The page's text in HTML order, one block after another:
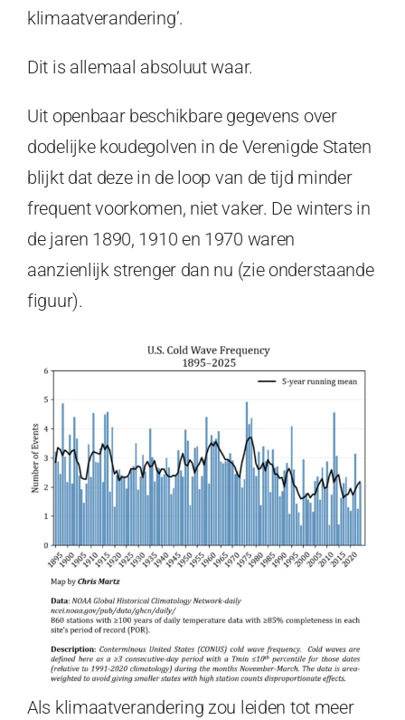
klimaatverandering’.
Dit is allemaal absoluut waar.
Uit openbaar beschikbare gegevens over
dodelijke koudegolven in de Verenigde Staten
blijkt dat deze in de loop van de tijd minder
frequent voorkomen, niet vaker. De winters in
de jaren 1890, 1910 en 1970 waren
aanzienlijk strenger dan nu (zie onderstaande
figuur).
Als klimaatverandering zou leiden tot meer